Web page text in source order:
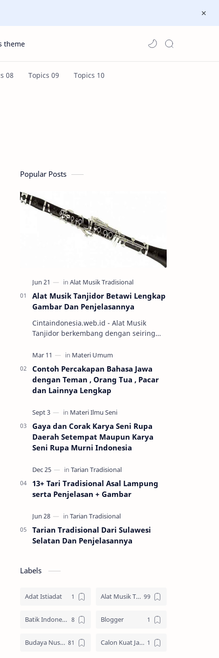
theme
Popular Posts
Alat Musik Tanjidor Betawi Lengkap
Gambar Dan Penjelasannya
Cintaindonesia.web.id - Alat Musik
Tanjidor berkembang dengan seiring
yang mulai marak diabad ke-19.
Keseni…
Contoh Percakapan Bahasa Jawa
dengan Teman , Orang Tua , Pacar
dan Lainnya Lengkap
Gaya dan Corak Karya Seni Rupa
Daerah Setempat Maupun Karya
Seni Rupa Murni Indonesia
13+ Tari Tradisional Asal Lampung
serta Penjelasan + Gambar
Tarian Tradisional Dari Sulawesi
Selatan Dan Penjelasannya
Labels
Adat Istiadat Alat Musik Tradisional
Batik Indonesia Blogger
Budaya Nusantara Calon Kuat Jadi Panglima TNI